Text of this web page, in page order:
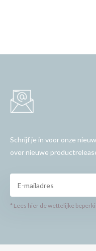
Schrijf je in voor onze
over nieuwe
* Lees hier de wettelijke